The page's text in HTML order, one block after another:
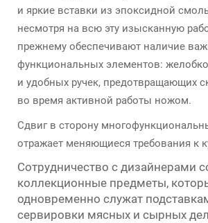
и яркие вставки из эпоксидной
несмотря на всю эту изысканную
прежнему обеспечивают наличие
функциональных элементов:
и удобных ручек, предотвращающих
во время активной работы ножом.
Сдвиг в сторону
отражает меняющиеся требования к
Сотрудничество с дизайнерами
коллекционные предметы,
одновременно служат
сервировки мясных и сырных